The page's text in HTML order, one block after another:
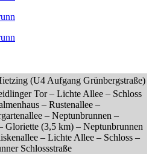
(U4 Aufgang Grünbergstraße)
Tor – Lichte Allee – Schloss
– Rustenallee –
– Neptunbrunnen –
Gloriette (3,5 km) – Neptunbrunnen
– Lichte Allee – Schloss –
Schlossstraße